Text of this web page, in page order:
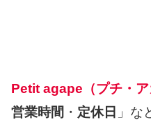
Petit agape（プチ・ア
営業時間 ・ 定休日 」な